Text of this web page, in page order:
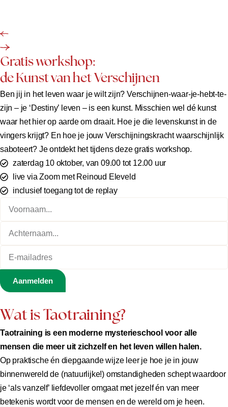
Gratis workshop:
de Kunst van het Verschijnen
Ben jij in het leven waar je wilt zijn? Verschijnen-waar-je-hebt-te-
zijn – je ‘Destiny’ leven – is een kunst. Misschien wel dé kunst
waar het hier op aarde om draait. Hoe je die levenskunst in de
vingers krijgt? En hoe je jouw Verschijningskracht waarschijnlijk
saboteert? Je ontdekt het tijdens deze gratis workshop.
zaterdag 10 oktober, van 09.00 tot 12.00 uur
live via Zoom met Reinoud Eleveld
inclusief toegang tot de replay
Aanmelden
Wat is Taotraining?
Taotraining is een moderne mysterieschool voor alle
mensen die meer uit zichzelf en het leven willen halen.
Op praktische én diepgaande wijze leer je hoe je in jouw
binnenwereld de (natuurlijke!) omstandigheden schept waardoor
je ‘als vanzelf’ liefdevoller omgaat met jezelf én van meer
betekenis wordt voor de mensen en de wereld om je heen.